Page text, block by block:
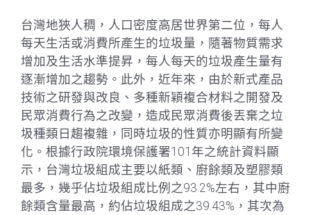
台灣地狹人稠，人口密度高居世界第二位，每人
每天生活或消費所產生的垃圾量，隨著物質需求
增加及生活水準提昇，每人每天的垃圾產生量有
逐漸增加之趨勢。此外，近年來，由於新式產品
技術之研發與改良、多種新穎複合材料之開發及
民眾消費行為之改變，造成民眾消費後丟棄之垃
圾種類日趨複雜，同時垃圾的性質亦明顯有所變
化。根據行政院環境保護署101年之統計資料顯
示，台灣垃圾組成主要以紙類、廚餘類及塑膠類
最多，幾乎佔垃圾組成比例之93.2%左右，其中廚
餘類含量最高，約佔垃圾組成之39.43%，其次為